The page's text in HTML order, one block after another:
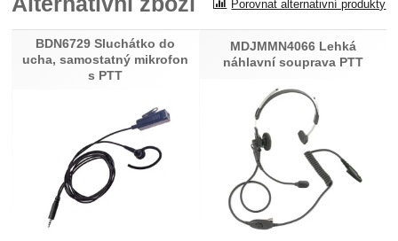
Recenze
Nebyla přidána žádná recenze.
Porovnat alternativní produkty
BDN6729 Sluchátko do
ucha, samostatný mikrofon
s PTT
MDJMMN4066 Lehká
náhlavní souprava PTT